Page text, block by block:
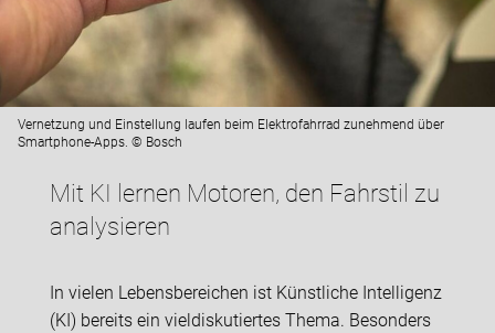
Vernetzung und Einstellung laufen beim Elektrofahrrad zunehmend über
Smartphone-Apps. © Bosch
Mit KI lernen Motoren, den Fahrstil zu
analysieren
In vielen Lebensbereichen ist Künstliche Intelligenz
(KI) bereits ein vieldiskutiertes Thema. Besonders